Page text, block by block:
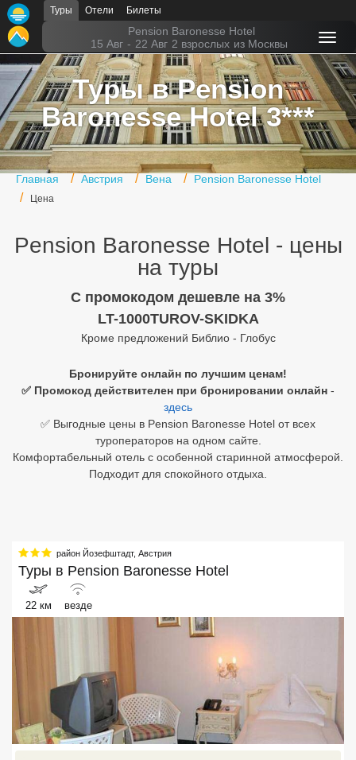
Туры Отели Билеты
Pension Baronesse Hotel
15 Авг - 22 Авг 2 взрослых из Москвы
Туры в Pension
Baronesse Hotel 3***
Главная Австрия Вена Pension Baronesse Hotel
Цена
Pension Baronesse Hotel - цены
на туры
C промокодом дешевле на 3%
LT-1000TUROV-SKIDKA
Кроме предложений Библио - Глобус
Бронируйте онлайн по лучшим ценам!
✅ Промокод действителен при бронировании онлайн -
здесь
✅ Выгодные цены в Pension Baronesse Hotel от всех
туроператоров на одном сайте.
Комфортабельный отель с особенной старинной атмосферой.
Подходит для спокойного отдыха.
район Йозефштадт, Австрия
Туры в Pension Baronesse Hotel
22 км везде
Главная
Горящие туры
Туры в Турцию
Туры в Египет
Туры в ОАЭ
Офис г. Москва
Египет
Северный Гоа
Южный Гоа
Абхазия
Большой Сочи
Кав Мин Воды